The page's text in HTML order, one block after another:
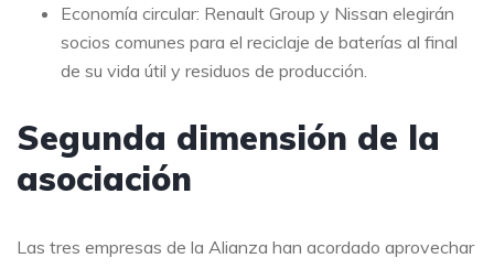
Economía circular: Renault Group y Nissan elegirán
socios comunes para el reciclaje de baterías al final
de su vida útil y residuos de producción.
Segunda dimensión de la
asociación
Las tres empresas de la Alianza han acordado aprovechar